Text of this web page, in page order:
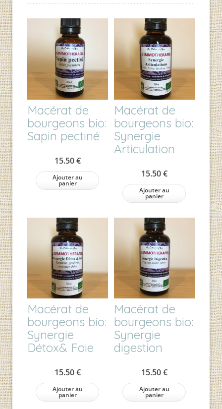
Macérat de
bourgeons bio:
Sapin pectiné
15.50€
Ajouter au
panier
Macérat de
bourgeons bio:
Synergie
Articulation
15.50€
Ajouter au
panier
Macérat de
bourgeons bio:
Synergie
Détox& Foie
15.50€
Ajouter au
panier
Macérat de
bourgeons bio:
Synergie
digestion
15.50€
Ajouter au
panier